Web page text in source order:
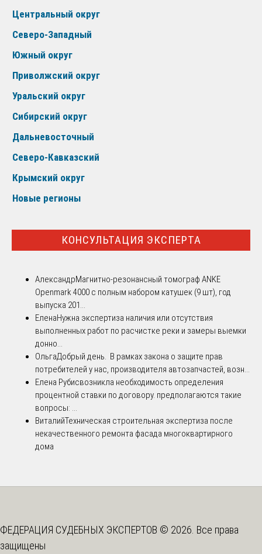
Центральный округ
Северо-Западный
Южный округ
Приволжский округ
Уральский округ
Сибирский округ
Дальневосточный
Северо-Кавказский
Крымский округ
Новые регионы
КОНСУЛЬТАЦИЯ ЭКСПЕРТА
АлександрМагнитно-резонансный томограф ANKE
Openmark 4000 с полным набором катушек (9 шт), год
выпуска 201...
ЕленаНужна экспертиза наличия или отсутствия
выполненных работ по расчистке реки и замеры выемки
донно...
ОльгаДобрый день. В рамках закона о защите прав
потребителей у нас, производителя автозапчастей, возн...
Елена Рубисвозникла необходимость определения
процентной ставки по договору. предполагаются такие
вопросы: ...
ВиталийТехническая строительная экспертиза после
некачественного ремонта фасада многоквартирного
дома
ФЕДЕРАЦИЯ СУДЕБНЫХ ЭКСПЕРТОВ © 2026. Все права
защищены